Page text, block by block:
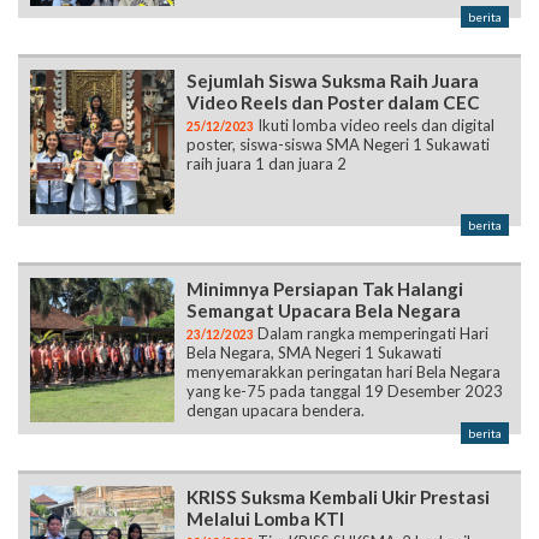
Video Reels dan Poster dalam CEC
poster, siswa-siswa SMA Negeri 1 Sukawati
raih juara 1 dan juara 2
berita
Semangat Upacara Bela Negara
Bela Negara, SMA Negeri 1 Sukawati
menyemarakkan peringatan hari Bela Negara
yang ke-75 pada tanggal 19 Desember 2023
dengan upacara bendera.
KRISS Suksma Kembali Ukir Prestasi
Melalui Lomba KTI
meraih juara 1 dalam lomba Karya Tulis Ilmiah
(KTI) yang diselenggarakan oleh Badan
Eksekutif Mahasiswa Fakultas Ekonomi dan